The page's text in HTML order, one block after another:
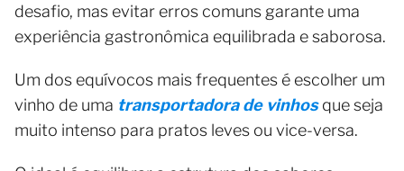
desafio, mas evitar erros comuns garante uma
experiência gastronômica equilibrada e saborosa.
Um dos equívocos mais frequentes é escolher um
vinho de uma transportadora de vinhos que seja
muito intenso para pratos leves ou vice-versa.